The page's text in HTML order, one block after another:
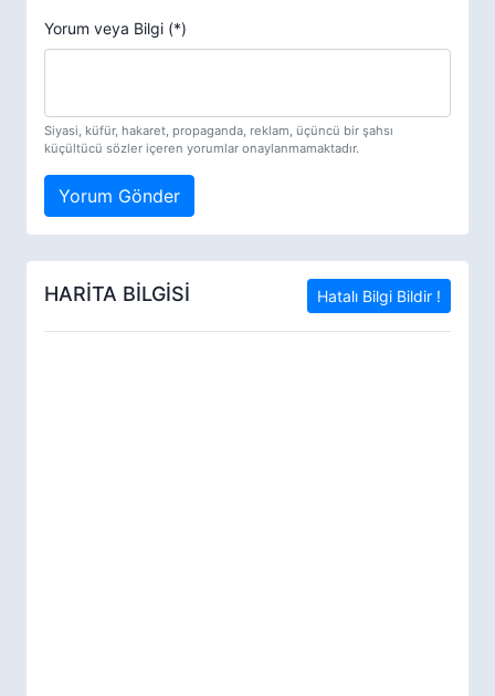
Yorum veya Bilgi (*)
Siyasi, küfür, hakaret, propaganda, reklam, üçüncü bir şahsı
küçültücü sözler içeren yorumlar onaylanmamaktadır.
Yorum Gönder
HARİTA BİLGİSİ Hatalı Bilgi Bildir !